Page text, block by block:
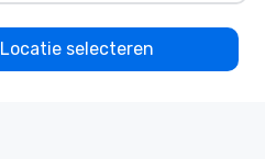
Locatie selecteren